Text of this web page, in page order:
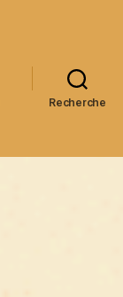
Recherche